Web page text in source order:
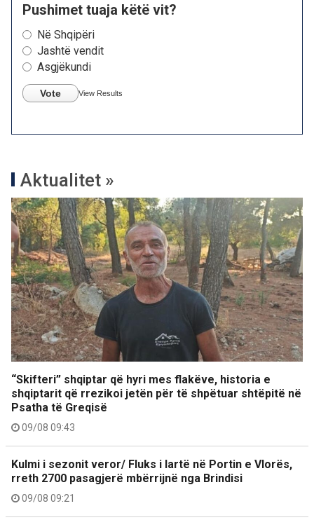
Pushimet tuaja këtë vit?
Në Shqipëri
Jashtë vendit
Asgjëkundi
Vote View Results
Aktualitet »
“Skifteri” shqiptar që hyri mes flakëve, historia e
shqiptarit që rrezikoi jetën për të shpëtuar shtëpitë në
Psatha të Greqisë
09/08 09:43
Kulmi i sezonit veror/ Fluks i lartë në Portin e Vlorës,
rreth 2700 pasagjerë mbërrijnë nga Brindisi
09/08 09:21